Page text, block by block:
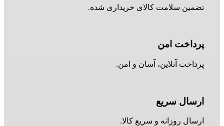
تضمین سلامت کالای خریداری شده.
پرداخت امن
پرداخت آنلاین، آسان و امن.
ارسال سریع
ارسال روزانه و سریع کالا.